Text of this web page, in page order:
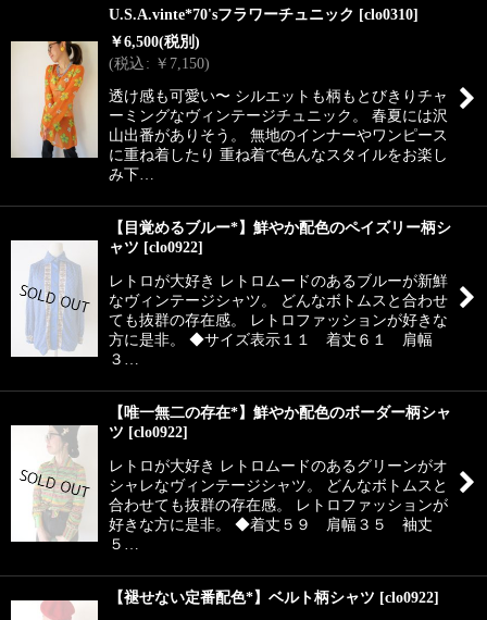
U.S.A.vinte*70'sフラワーチュニック [clo0310]
￥6,500(税別)
(税込: ￥ 7,150)
透け感も可愛い〜 シルエットも柄もとびきりチャ
ーミングなヴィンテージチュニック。 春夏には沢
山出番がありそう。 無地のインナーやワンピース
に重ね着したり 重ね着で色んなスタイルをお楽し
み下…
【目覚めるブルー*】鮮やか配色のペイズリー柄シ
ャツ [clo0922]
レトロが大好き レトロムードのあるブルーが新鮮
なヴィンテージシャツ。 どんなボトムスと合わせ
ても抜群の存在感。 レトロファッションが好きな
方に是非。 ◆サイズ表示１１ 着丈６１ 肩幅
３…
【唯一無二の存在*】鮮やか配色のボーダー柄シャ
ツ [clo0922]
レトロが大好き レトロムードのあるグリーンがオ
シャレなヴィンテージシャツ。 どんなボトムスと
合わせても抜群の存在感。 レトロファッションが
好きな方に是非。 ◆着丈５９ 肩幅３５ 袖丈
５…
【褪せない定番配色*】ベルト柄シャツ [clo0922]